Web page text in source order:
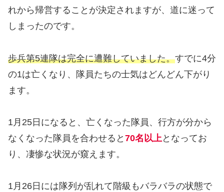
れから帰営することが決定されますが、道に迷って
しまったのです。
歩兵第5連隊は完全に遭難していました。すでに4分
の1は亡くなり、隊員たちの士気はどんどん下がり
ます。
1月25日になると、亡くなった隊員、行方が分から
なくなった隊員を合わせると 70名以上となってお
り、凄惨な状況が窺えます。
1月26日には隊列が乱れて階級もバラバラの状態で